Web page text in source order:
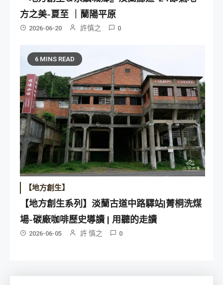
方之美-夏至 ｜蘭陽平原
2026-06-20 許慎之 0
6 MINS READ
【地方創生】
【地方創生系列】淡蘭古道中路驛站|菁桐洗煤
場-碳廠咖啡歷史導讀 | 用聽的走讀
2026-06-05 許 慎之 0